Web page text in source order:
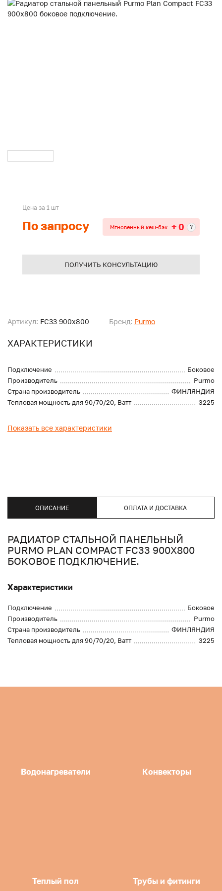
Артикул: FC33 900x800 Бренд: Purmo
ХАРАКТЕРИСТИКИ
Подключение
Боковое
Производитель
Purmo
Страна производитель
ФИНЛЯНДИЯ
Тепловая мощность для 90/70/20, Ватт
3225
Показать все характеристики
Цена за 1 шт
По запросу Мгновенный кеш-бэк + 0 ?
ПОЛУЧИТЬ КОНСУЛЬТАЦИЮ
ОПИСАНИЕ ОПЛАТА И ДОСТАВКА
РАДИАТОР СТАЛЬНОЙ ПАНЕЛЬНЫЙ
PURMO PLAN COMPACT FC33 900X800
БОКОВОЕ ПОДКЛЮЧЕНИЕ.
Характеристики
Подключение
Боковое
Производитель
Purmo
Страна производитель
ФИНЛЯНДИЯ
Тепловая мощность для 90/70/20, Ватт
3225
Водонагреватели Конвекторы
Теплый пол Трубы и фитинги